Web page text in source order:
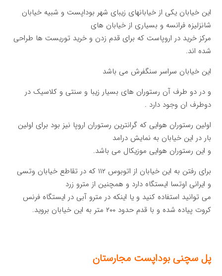
این خیابان یکی از خیابانهای زیبای شهر بوداپست و شبیه خیابان
شانزلیزه فرانسه و بسیاری از خیابان های
مرکز خرید در اروپاست که برای قدم زدن و خرید توریست ها طراحی
شده اند.
این خیابان سراسر سنگفرش می باشد
و در دو طرف آن رستوران های بسیار زیبا و سنتی و کلاسیک در
دوطرف ان وجود دارد .
اولین رستوران هوایی که گرانترین رستوران اروپا نیز بود برای اولین
بار در این خیابان به نمایش درامد
و این رستوران هوایی موزیکال می باشد.
برای رفتن به این خیابان از اتوبوس ۱۱۲ که در تقاطع خیابان وتسی
و ایرانی اوتسا ایستگاه دارد و همچنین از مترو زرد
می توانید استفاده کنید و یا اینکه در مترو آبی در ایستگاه فرنس
کروت پیاده شده و با قدم حدود ۲۰۰ متر به این خیابان بروید.
پل سچنی بوداپست مجارستان